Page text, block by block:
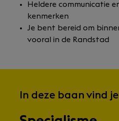
Heldere communicatie
kenmerken
Je bent bereid om
vooral in de Randstad
In deze baan vind